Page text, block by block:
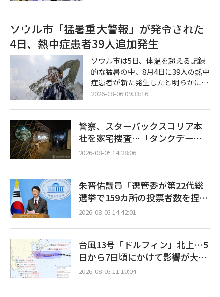
め、ソウル市、京畿道、忠清北道の
各広域選管委、および金浦市、義王
市、鎮川郡、瑞草区、江南区の各基
礎自治体選管委など合計9カ所に対
する家宅捜査を行っている。今回の
強制捜査は、投票率の操作疑惑に関
連する追加証拠を迅速に確保するた
部は、中央選管委が全国の市・道選
管
ソウル市「猛暑重大警報」が発令された
4日、熱中症患者39人追加発生
ソウル市は5日、体温を超える記録
的な猛暑の中、8月4日に39人の熱中
症患者が新た発生したと明らかにし
た。これは今年に入って最大の増加
け、消防庁も同日午後、火災危険警
報を最高レベルに引き上げた。 ソウ
「猛暑重大警報」が発令された中、
この日だけで39人の熱中症患者が追
加で確認された。 猛暑重大警報 、
一日の最高体感温度が38度以上、ま
たは最高温度が39度以上の状態が一
日以上継続すると予想される場合に
2026-08-06 09:33:16
警察、スターバックスコリア本
社を家宅捜査…「タンクデー」
イベント巡り侮辱容疑
2026-08-05 14:28:06
朱晋佑議員「選管委が第22代総
選挙で159カ所の投票者数を捏
造」
2026-08-03 14:42:01
台風13号「ドルフィン」北上…5
日から7日頃にかけて影響が大き
くなる見込み
2026-08-03 11:10:04